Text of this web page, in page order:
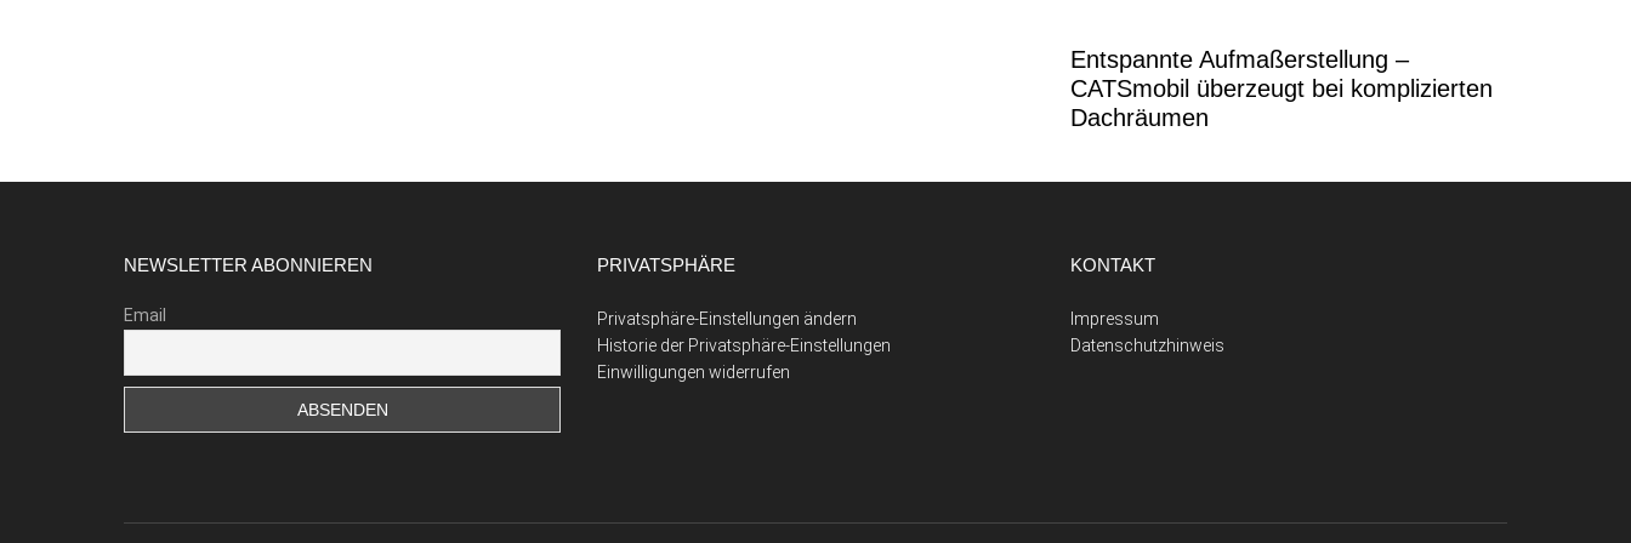
Entspannte Aufmaßerstellung –
CATSmobil überzeugt bei komplizierten
Dachräumen
NEWSLETTER ABONNIEREN
Email
PRIVATSPHÄRE
Privatsphäre-Einstellungen ändern
Historie der Privatsphäre-Einstellungen
Einwilligungen widerrufen
KONTAKT
Impressum
Datenschutzhinweis